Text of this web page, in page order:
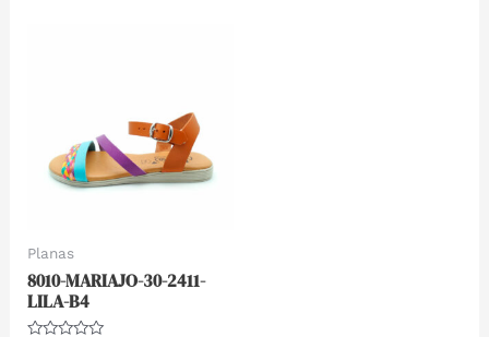
Planas
8010-MARIAJO-30-2411-
LILA-B4